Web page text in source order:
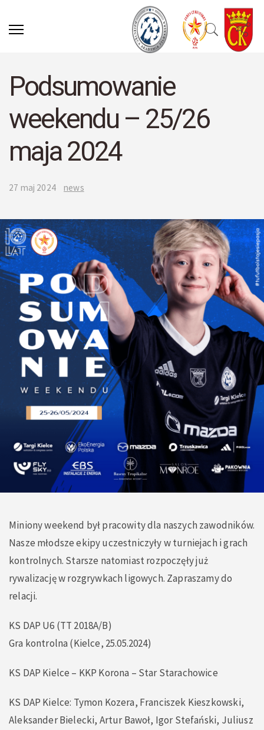
Podsumowanie
weekendu – 25/26
maja 2024
27 maj 2024 news
Miniony weekend był pracowity dla naszych zawodników.
Nasze młodsze ekipy uczestniczyły w turniejach i grach
kontrolnych. Starsze natomiast rozpoczęły już
rywalizację w rozgrywkach ligowych. Zapraszamy do
relacji.
KS DAP U6 (TT 2018A/B)
Gra kontrolna (Kielce, 25.05.2024)
KS DAP Kielce – KKP Korona – Star Starachowice
KS DAP Kielce: Tymon Kozera, Franciszek Kieszkowski,
Aleksander Bielecki, Artur Bawoł, Igor Stefański, Juliusz